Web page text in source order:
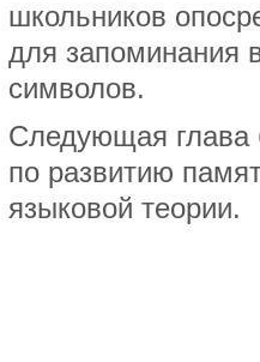
школьников
для запоминания
символов.
Следующая глава
по развитию
языковой теории.